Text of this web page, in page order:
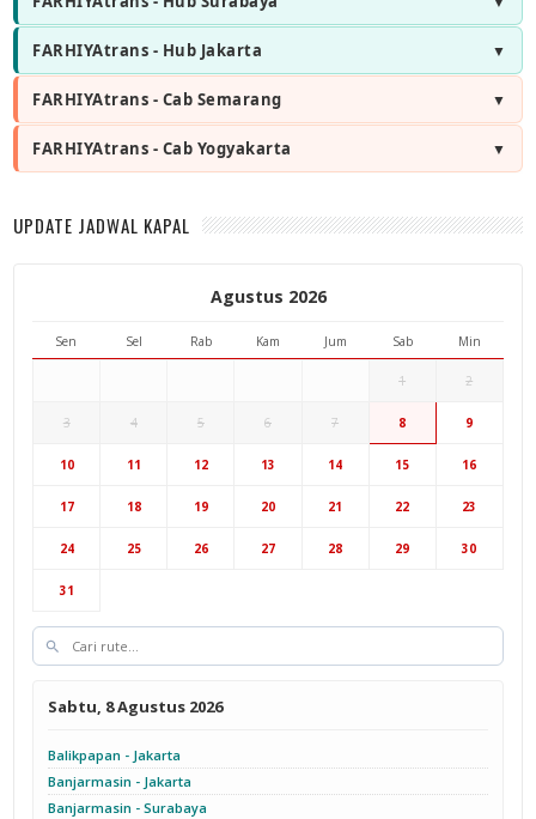
FARHIYAtrans - Hub Jakarta
FARHIYAtrans - Cab Semarang
FARHIYAtrans - Cab Yogyakarta
Cab Yogyakarta
UPDATE JADWAL KAPAL
Agustus 2026
Sen Sel Rab Kam Jum Sab Min
1 2
3 4 5 6 7 8 9
10 11 12 13 14 15 16
17 18 19 20 21 22 23
24 25 26 27 28 29 30
31
Sabtu, 8 Agustus 2026
Balikpapan - Jakarta
Banjarmasin - Jakarta
Banjarmasin - Surabaya